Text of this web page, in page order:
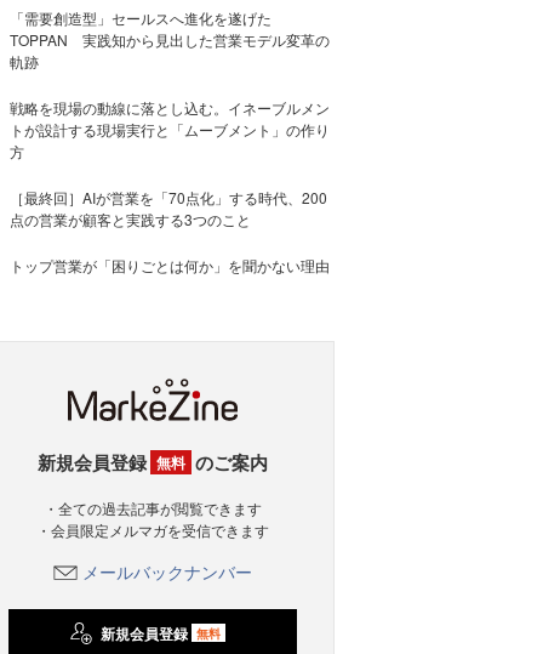
「需要創造型」セールスへ進化を遂げた
TOPPAN 実践知から見出した営業モデル変革の
軌跡
戦略を現場の動線に落とし込む。イネーブルメン
トが設計する現場実行と「ムーブメント」の作り
方
［最終回］AIが営業を「70点化」する時代、200
点の営業が顧客と実践する3つのこと
トップ営業が「困りごとは何か」を聞かない理由
新規会員登録 無料 のご案内
・全ての過去記事が閲覧できます
・会員限定メルマガを受信できます
メールバックナンバー
新規会員登録 無料